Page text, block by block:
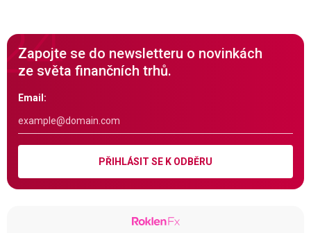
Zapojte se do newsletteru o novinkách
ze světa finančních trhů.
Email:
PŘIHLÁSIT SE K ODBĚRU